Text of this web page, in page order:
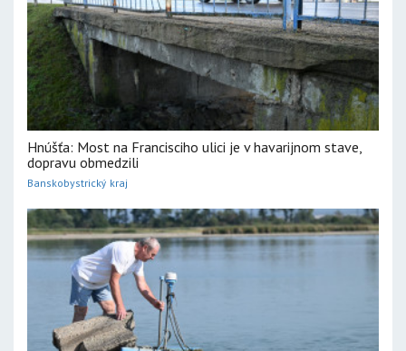
Hnúšťa: Most na Francisciho ulici je v havarijnom stave,
dopravu obmedzili
Banskobystrický kraj